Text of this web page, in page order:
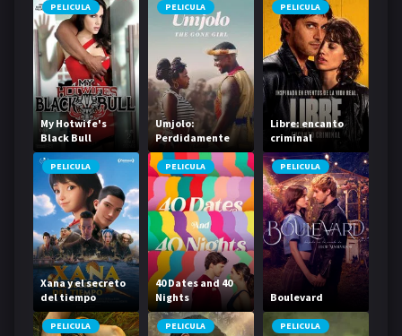
PELICULA
My Hotwife's
Black Bull
PELICULA
Umjolo:
Perdidamente
enamorada
PELICULA
Libre: encanto
criminal
PELICULA
Xana y el secreto
del tiempo
PELICULA
40 Dates and 40
Nights
PELICULA
Boulevard
PELICULA PELICULA PELICULA